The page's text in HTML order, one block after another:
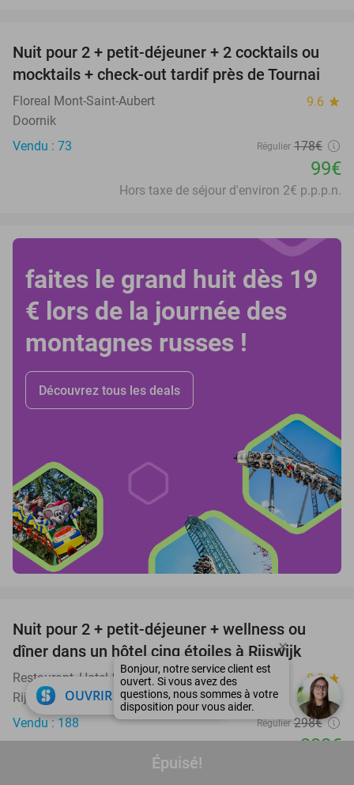
Épuisé!
44%
Nuit pour 2 + petit-déjeuner + 2 cocktails ou
mocktails + check-out tardif près de Tournai
Floreal Mont-Saint-Aubert 9.6 star
Doornik
Vendu : 73
Régulier 178€
99€
Hors taxe de séjour d'environ 2€ p.p.p.n.
faites le grand huit dès 19
€ lors de la journée des
montagnes russes !
Découvrez tous les deals
Nuit pour 2 + petit-déjeuner + wellness ou
dîner dans un hôtel cinq étoiles à Rijswijk
Restaurant, Hotel & Spa Savarin 8.8star
Rijswijk
Vendu : 188
Régulier 298€
232€
Hors taxe de séjour d'environ 5,75€ p.p.p.n.
OUVRIR DANS L'APPLI close